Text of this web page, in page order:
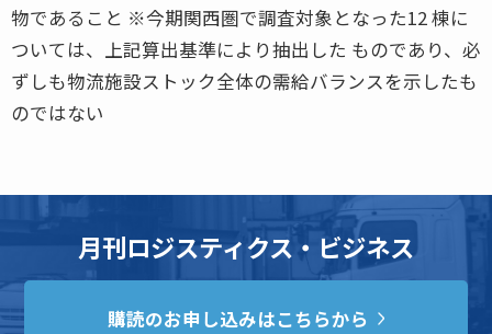
物であること ※今期関西圏で調査対象となった12 棟に
ついては、上記算出基準により抽出した ものであり、必
ずしも物流施設ストック全体の需給バランスを示したも
のではない
月刊ロジスティクス・ビジネス
購読のお申し込みはこちらから